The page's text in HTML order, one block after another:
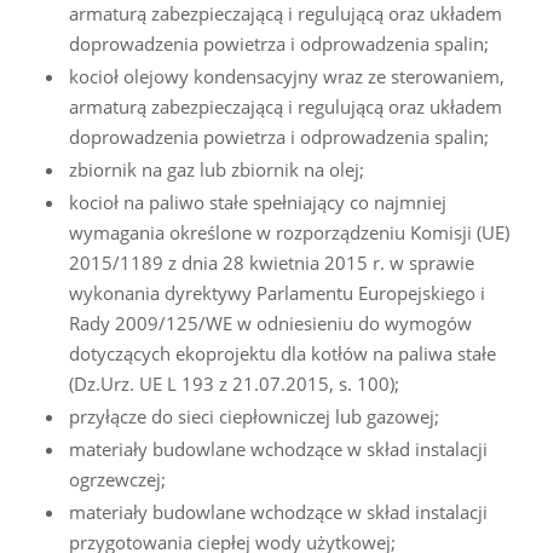
armaturą zabezpieczającą i regulującą oraz układem
doprowadzenia powietrza i odprowadzenia spalin;
kocioł olejowy kondensacyjny wraz ze sterowaniem,
armaturą zabezpieczającą i regulującą oraz układem
doprowadzenia powietrza i odprowadzenia spalin;
zbiornik na gaz lub zbiornik na olej;
kocioł na paliwo stałe spełniający co najmniej
wymagania określone w rozporządzeniu Komisji (UE)
2015/1189 z dnia 28 kwietnia 2015 r. w sprawie
wykonania dyrektywy Parlamentu Europejskiego i
Rady 2009/125/WE w odniesieniu do wymogów
dotyczących ekoprojektu dla kotłów na paliwa stałe
(Dz.Urz. UE L 193 z 21.07.2015, s. 100);
przyłącze do sieci ciepłowniczej lub gazowej;
materiały budowlane wchodzące w skład instalacji
ogrzewczej;
materiały budowlane wchodzące w skład instalacji
przygotowania ciepłej wody użytkowej;